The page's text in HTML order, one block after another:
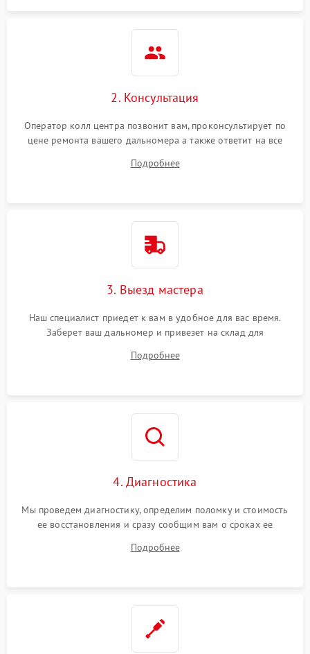
2. Консультация
Оператор колл центра позвонит вам, проконсультирует по
цене ремонта вашего дальномера а также ответит на все
Подробнее
3. Выезд мастера
Наш специалист приедет к вам в удобное для вас время.
Заберет ваш дальномер и привезет на склад для
Подробнее
4. Диагностика
Мы проведем диагностику, определим поломку и стоимость
ее восстановления и сразу сообщим вам о сроках ее
Подробнее